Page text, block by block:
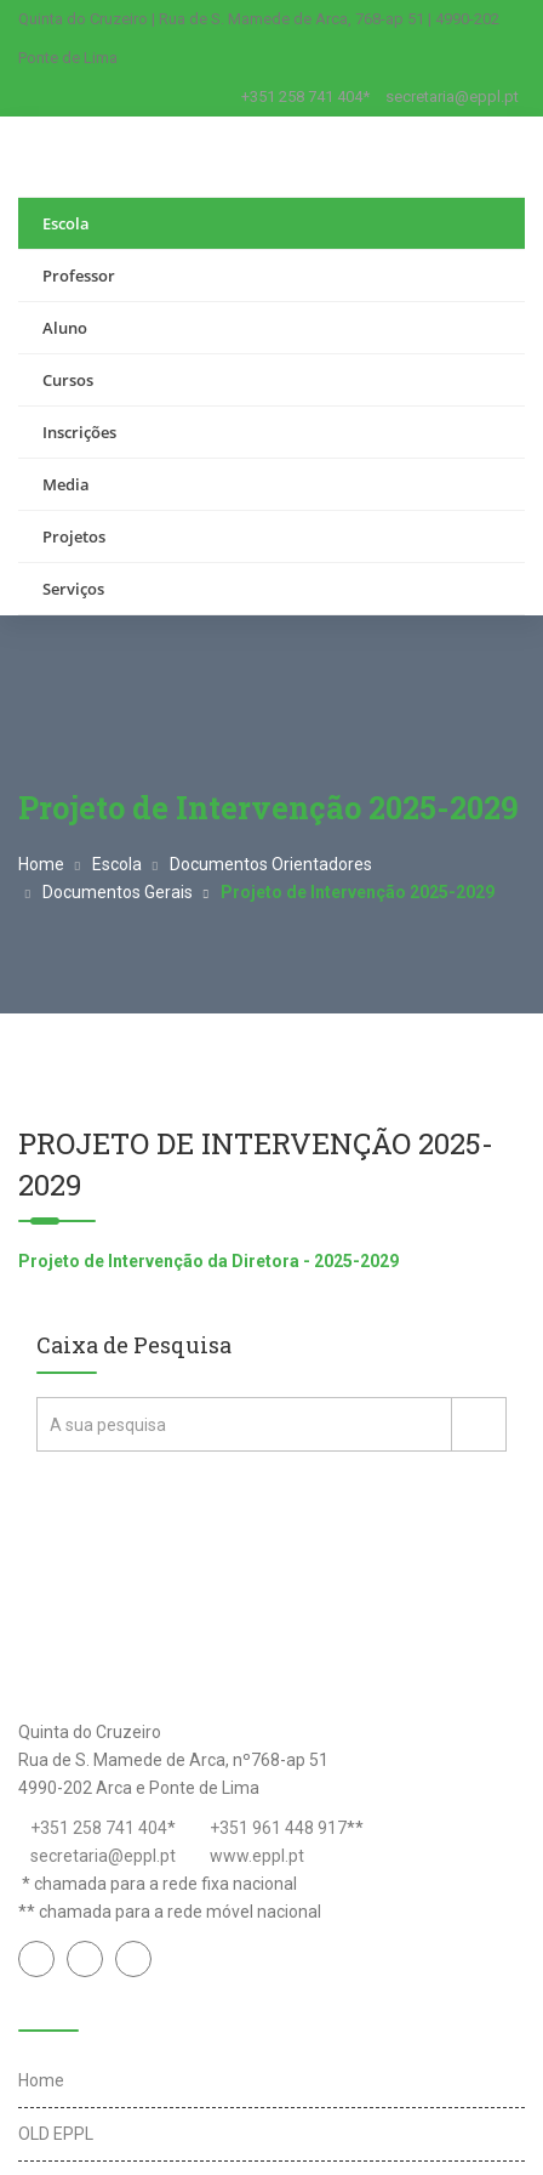
Quinta do Cruzeiro | Rua de S. Mamede de Arca, 768-ap 51 | 4990-202
Ponte de Lima
+351 258 741 404* secretaria@eppl.pt
Escola
Professor
Aluno
Cursos
Inscrições
Media
Projetos
Serviços
Projeto de Intervenção 2025-2029
Home Escola
Documentos Orientadores
Documentos Gerais
Projeto de Intervenção 2025-2029
PROJETO DE INTERVENÇÃO 2025-
2029
Projeto de Intervenção da Diretora - 2025-2029
Caixa de Pesquisa
Quinta do Cruzeiro
Rua de S. Mamede de Arca, nº768-ap 51
4990-202 Arca e Ponte de Lima
+351 258 741 404* +351 961 448 917**
secretaria@eppl.pt
www.eppl.pt
* chamada para a rede fixa nacional
** chamada para a rede móvel nacional
Home
OLD EPPL